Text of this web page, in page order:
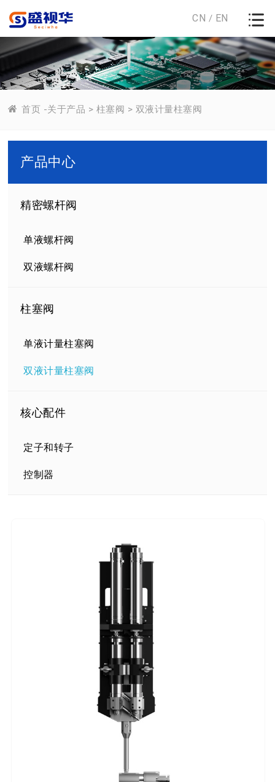
CN / EN
首页 -关于产品 > 柱塞阀 > 双液计量柱塞阀
产品中心
精密螺杆阀
单液螺杆阀
双液螺杆阀
柱塞阀
单液计量柱塞阀
双液计量柱塞阀
核心配件
定子和转子
控制器